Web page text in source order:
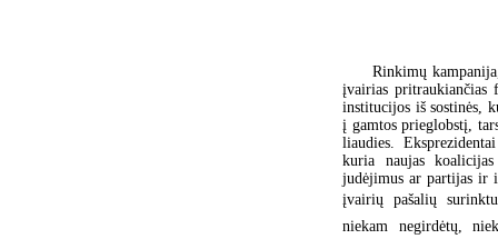
Rinkimų
įvairias pritraukiančias
institucijos iš sostinės,
į gamtos prieglobstį,
liaudies.
kuria naujas
judėjimus ar partijas ir
įvairių pašalių
niekam negirdėtų,